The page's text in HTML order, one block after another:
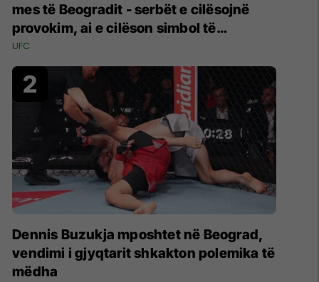
mes të Beogradit - serbët e cilësojnë
provokim, ai e cilëson simbol të
identitetit
UFC
Dennis Buzukja mposhtet në Beograd,
vendimi i gjyqtarit shkakton polemika të
mëdha